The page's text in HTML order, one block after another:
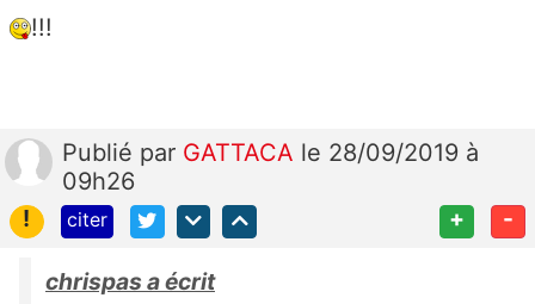
!!!
Publié par GATTACA le 28/09/2019 à
09h26
!
citer + -
chrispas a écrit